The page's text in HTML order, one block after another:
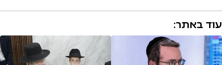
עוד באתר: